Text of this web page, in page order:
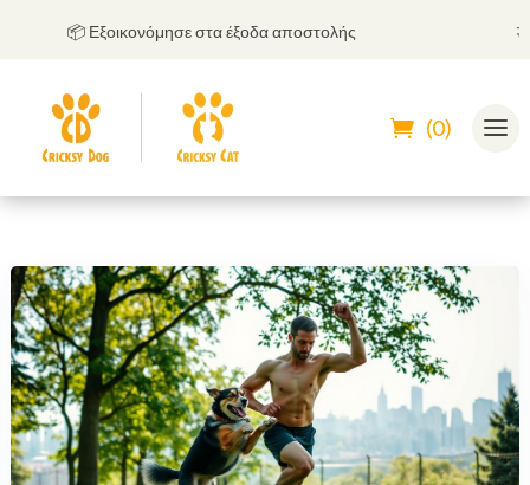
📦 Εξοικονόμησε στα έξοδα αποστολής
(0)